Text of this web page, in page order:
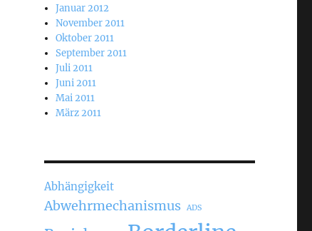
Januar 2012
November 2011
Oktober 2011
September 2011
Juli 2011
Juni 2011
Mai 2011
März 2011
Abhängigkeit
Abwehrmechanismus ADS